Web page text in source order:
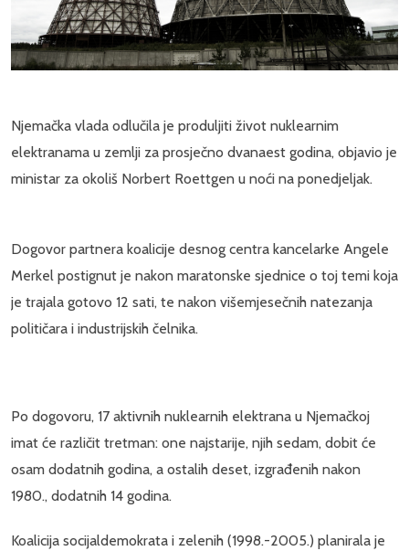
Njemačka vlada odlučila je produljiti život nuklearnim
elektranama u zemlji za prosječno dvanaest godina, objavio je
ministar za okoliš Norbert Roettgen u noći na ponedjeljak.
Dogovor partnera koalicije desnog centra kancelarke Angele
Merkel postignut je nakon maratonske sjednice o toj temi koja
je trajala gotovo 12 sati, te nakon višemjesečnih natezanja
političara i industrijskih čelnika.
Po dogovoru, 17 aktivnih nuklearnih elektrana u Njemačkoj
imat će različit tretman: one najstarije, njih sedam, dobit će
osam dodatnih godina, a ostalih deset, izgrađenih nakon
1980., dodatnih 14 godina.
Koalicija socijaldemokrata i zelenih (1998.-2005.) planirala je